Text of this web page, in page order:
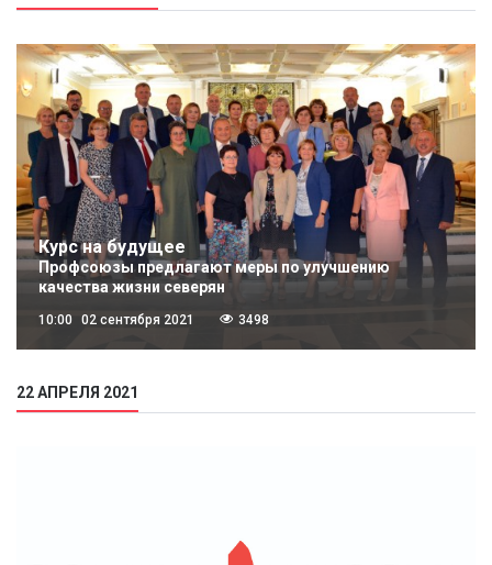
Курс на будущее
Профсоюзы предлагают меры по улучшению
качества жизни северян
10:00 02 сентября 2021 3498
22 АПРЕЛЯ 2021